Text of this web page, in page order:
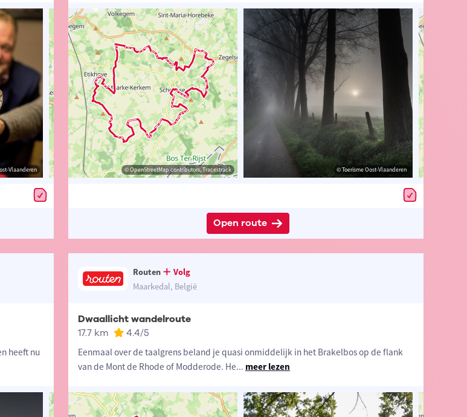
Vlaanderen © OpenStreetMap contributors, Tracestrack © Toerisme Oost-Vlaanderen
Oost-Vlaanderen © OpenStreetMap contributors, Tracestrack © Toerisme Oost-Vlaanderen
Open route
heeft nu
Routen
Volg
Maarkedal, België
Dwaallicht wandelroute
17.7 km 4.4/5
Eenmaal over de taalgrens beland je quasi onmiddelijk in het Brakelbos op de flank
van de Mont de Rhode of Modderode. He... meer lezen